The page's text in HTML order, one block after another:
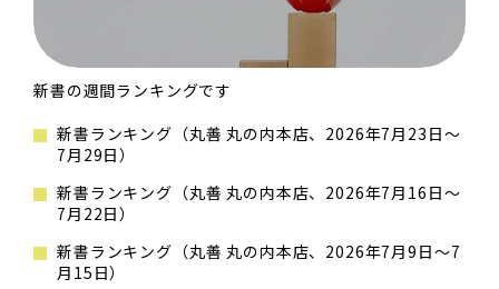
新書の週間ランキングです
新書ランキング（丸善 丸の内本店、2026年7月23日～
7月29日）
新書ランキング（丸善 丸の内本店、2026年7月16日～
7月22日）
新書ランキング（丸善 丸の内本店、2026年7月9日～7
月15日）